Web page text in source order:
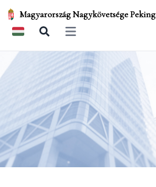
Magyarország Nagykövetsége Peking
Open main menu